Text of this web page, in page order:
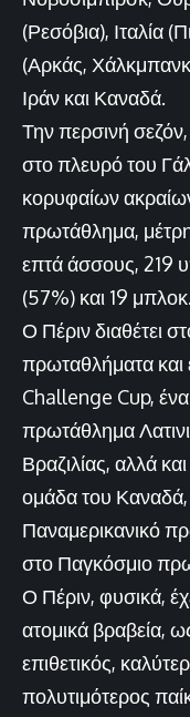
(Ρεσόβια), Ιταλία
(Αρκάς,
Ιράν και Καναδά.
Την περσινή
στο πλευρό του
κορυφαίων
πρωτάθλημα,
επτά άσσους, 219
(57%) και 19 μπλοκ.
Ο Πέριν διαθέτει
πρωταθλήματα και
Challenge Cup,
πρωτάθλημα
Βραζιλίας, αλλά
ομάδα του
Παναμερικανικό
στο Παγκόσμιο
Ο Πέριν, φυσικά,
ατομικά βραβεία,
επιθετικός,
πολυτιμότερος